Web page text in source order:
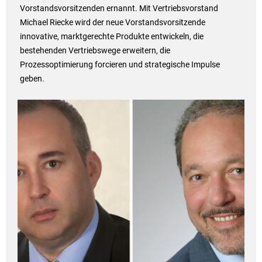
Vorstandsvorsitzenden ernannt. Mit Vertriebsvorstand
Michael Riecke wird der neue Vorstandsvorsitzende
innovative, marktgerechte Produkte entwickeln, die
bestehenden Vertriebswege erweitern, die
Prozessoptimierung forcieren und strategische Impulse
geben.